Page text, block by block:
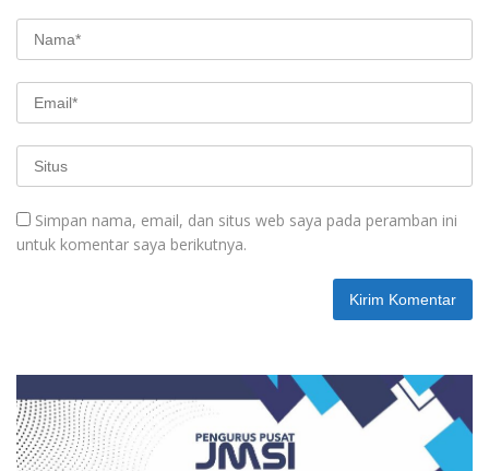
Simpan nama, email, dan situs web saya pada peramban ini
untuk komentar saya berikutnya.